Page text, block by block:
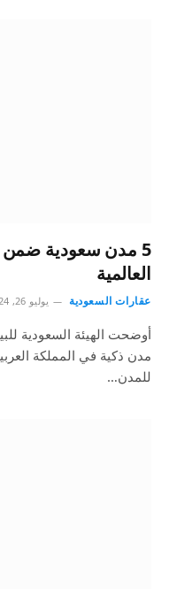
العالمية
عقارات السعودية يوليو 26, 2024
للمدن…